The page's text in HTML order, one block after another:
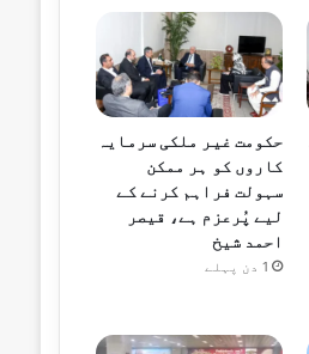
حکومت غیر ملکی سرمایہ
کاروں کو ہر ممکن
سہولت فراہم کرنے کے
لیے پُرعزم ہے، قیصر
احمد شیخ
1 دن پہلے